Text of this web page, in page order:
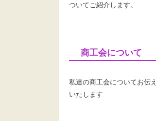
ついてご紹介します。
商工会について
私達の商工会についてお伝え
いたします